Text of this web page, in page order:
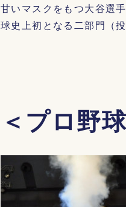
甘いマスクをもつ大谷選
球史上初となる二部門（
＜プロ野